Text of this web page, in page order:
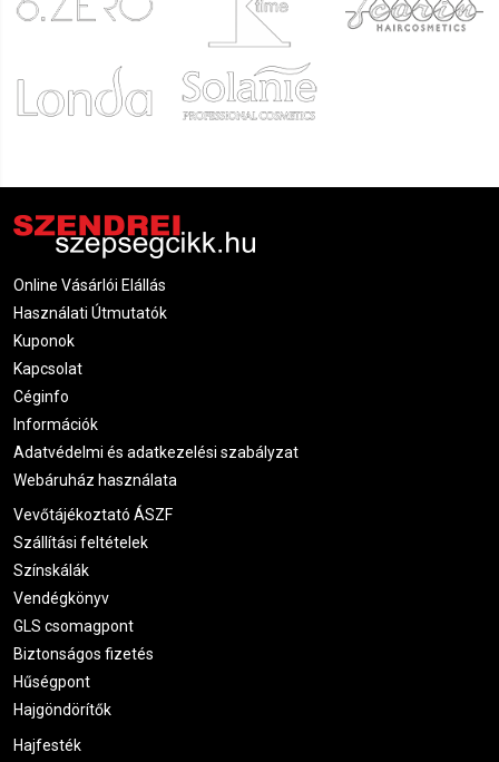
Online Vásárlói Elállás
Használati Útmutatók
Kuponok
Kapcsolat
Céginfo
Információk
Adatvédelmi és adatkezelési szabályzat
Webáruház használata
Vevőtájékoztató ÁSZF
Szállítási feltételek
Színskálák
Vendégkönyv
GLS csomagpont
Biztonságos fizetés
Hűségpont
Hajgöndörítők
Hajfesték